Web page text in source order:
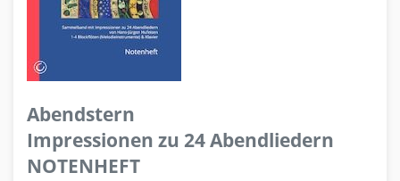
Abendstern
Impressionen zu 24 Abendliedern
NOTENHEFT